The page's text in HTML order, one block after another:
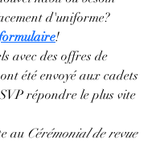
d'uniforme?
!
avec des offres de
été envoyé aux cadets
répondre le plus vite
au Cérémonial de revue